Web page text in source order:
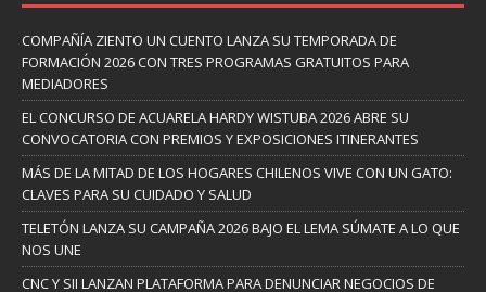
COMPAÑÍA ZIENTO UN CUENTO LANZA SU TEMPORADA DE
FORMACIÓN 2026 CON TRES PROGRAMAS GRATUITOS PARA
MEDIADORES
EL CONCURSO DE ACUARELA HARDY WISTUBA 2026 ABRE SU
CONVOCATORIA CON PREMIOS Y EXPOSICIONES ITINERANTES
MÁS DE LA MITAD DE LOS HOGARES CHILENOS VIVE CON UN GATO:
CLAVES PARA SU CUIDADO Y SALUD
TELETÓN LANZA SU CAMPAÑA 2026 BAJO EL LEMA SÚMATE A LO QUE
NOS UNE
CNC Y SII LANZAN PLATAFORMA PARA DENUNCIAR NEGOCIOS DE